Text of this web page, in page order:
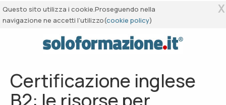
Questo sito utilizza i cookie.Proseguendo nella
navigazione ne accetti l’utilizzo(cookie policy)
X
Certificazione inglese